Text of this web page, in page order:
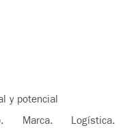
y potencial
Marca. Logística.